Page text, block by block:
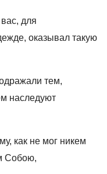
для
оказывал такую
тем,
наследуют
как не мог никем
Собою,